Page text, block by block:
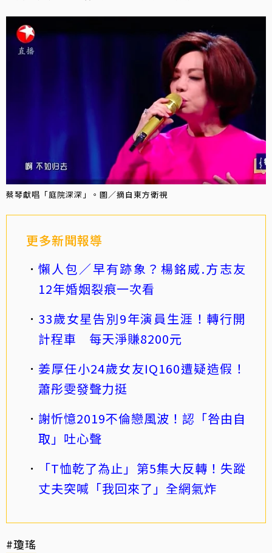
蔡琴獻唱「庭院深深」。圖／摘自東方衛視
更多新聞報導
懶人包／早有跡象？楊銘威.方志友
12年婚姻裂痕一次看
33歲女星告別9年演員生涯！轉行開
計程車 每天淨賺8200元
姜厚任小24歲女友IQ160遭疑造假！
蕭彤雯發聲力挺
謝忻憶2019不倫戀風波！認「咎由自
取」吐心聲
「T恤乾了為止」第5集大反轉！失蹤
丈夫突喊「我回來了」全網氣炸
#瓊瑤